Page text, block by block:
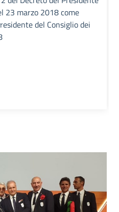
23 marzo 2018 come
del Consiglio dei